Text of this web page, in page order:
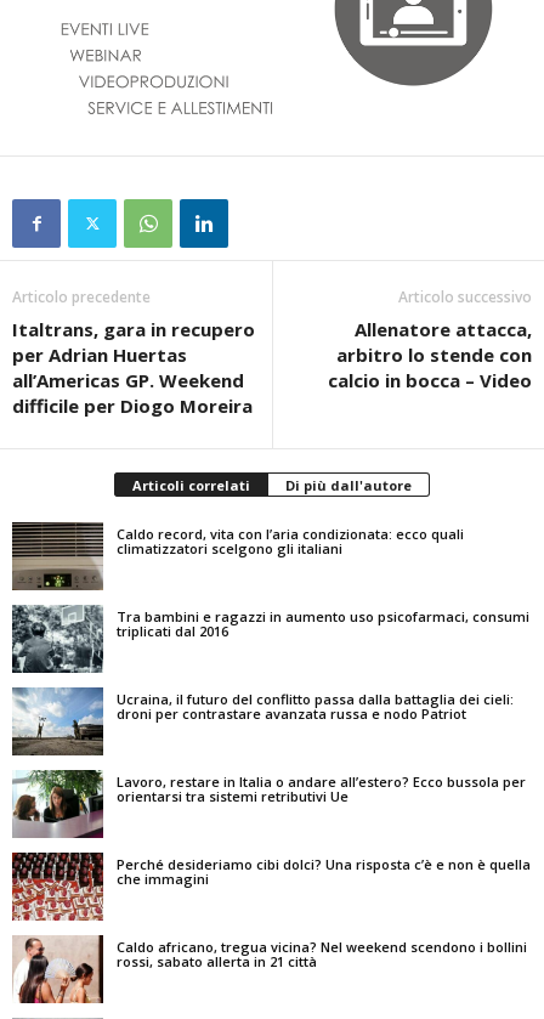
Articolo precedente
Italtrans, gara in recupero
per Adrian Huertas
all’Americas GP. Weekend
difficile per Diogo Moreira
Articolo successivo
Allenatore attacca,
arbitro lo stende con
calcio in bocca – Video
Articoli correlati Di più dall'autore
Caldo record, vita con l’aria condizionata: ecco quali
climatizzatori scelgono gli italiani
Tra bambini e ragazzi in aumento uso psicofarmaci, consumi
triplicati dal 2016
Ucraina, il futuro del conflitto passa dalla battaglia dei cieli:
droni per contrastare avanzata russa e nodo Patriot
Lavoro, restare in Italia o andare all’estero? Ecco bussola per
orientarsi tra sistemi retributivi Ue
Perché desideriamo cibi dolci? Una risposta c’è e non è quella
che immagini
Caldo africano, tregua vicina? Nel weekend scendono i bollini
rossi, sabato allerta in 21 città